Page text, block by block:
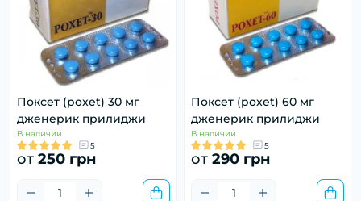
Поксет (poxet) 30 мг
дженерик прилиджи
В наличии
5
от 250 грн
Поксет (poxet) 60 мг
дженерик прилиджи
В наличии
5
от 290 грн